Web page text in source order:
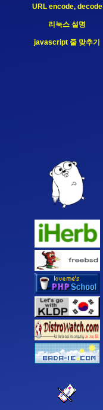
URL encode, decode
리눅스 설명
javascript 줄 맞추기